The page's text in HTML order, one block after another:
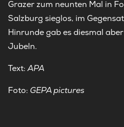
Grazer zum neunten Mal in
Salzburg sieglos, im
Hinrunde gab es diesmal
Jubeln.
Text:APA
Foto: GEPA pictures